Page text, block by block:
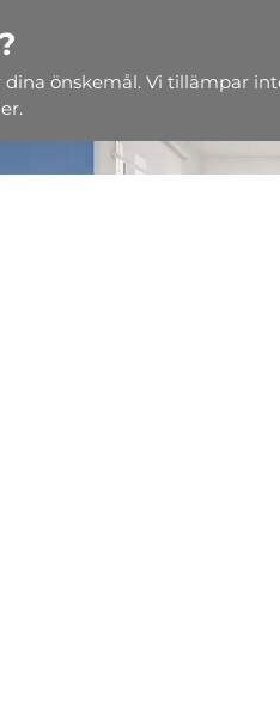
önskemål. Vi tillämpar